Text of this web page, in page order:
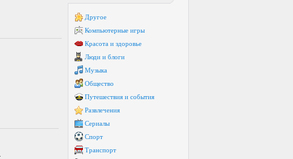
Другое
Компьютерные игры
Красота и здоровье
Люди и блоги
Музыка
Общество
Путешествия и события
Развлечения
Сериалы
Спорт
Транспорт